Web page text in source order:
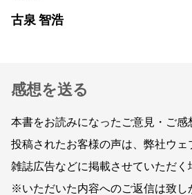
古泉 智浩
感想を送る
本書をお読みになったご意見・ご感
投稿されたお客様の声は、弊社ウェ
雑誌広告などに掲載させていただく
※いただいた内容へのご返信は致し